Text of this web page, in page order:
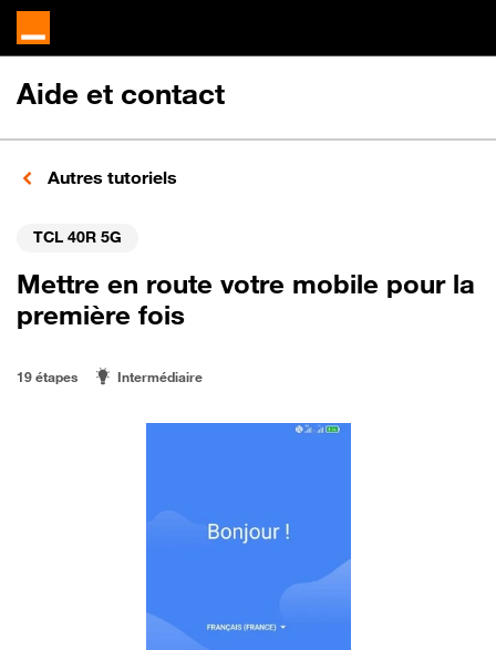
Aide et contact
Autres tutoriels
TCL 40R 5G
Mettre en route votre mobile pour la
première fois
19 étapes Intermédiaire